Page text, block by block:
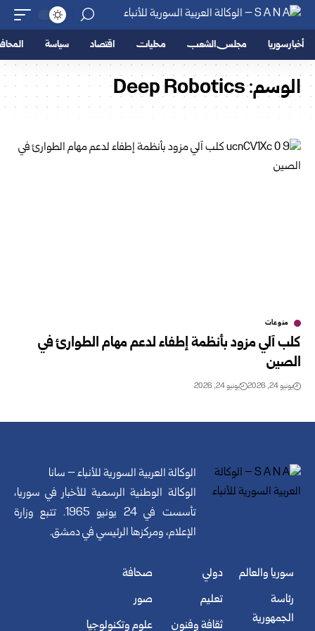
أخبار سوريا مجلس الشعب محليات اقتصاد سياسة
الوسم:Deep Robotics
منوعات
كلب آلي مزود بأنظمة إطفاء لدعم مهام الطوارئ في
الصين
يونيو 24, 2026 يونيو 24, 2026
الوكالة العربية السورية للأنباء – سانا
الوكالة الوطنية الرسمية للأخبار في سوريا،
تأسست في 24 يونيو 1965. تتبع وزارة
الإعلام، ومركزها الرئيسي في دمشق.
سوريا والعالم
رئاسة
الجمهورية
دولي
تعليم
ثقافة وفنون
صحافة
صور
علوم وتكنولوجيا